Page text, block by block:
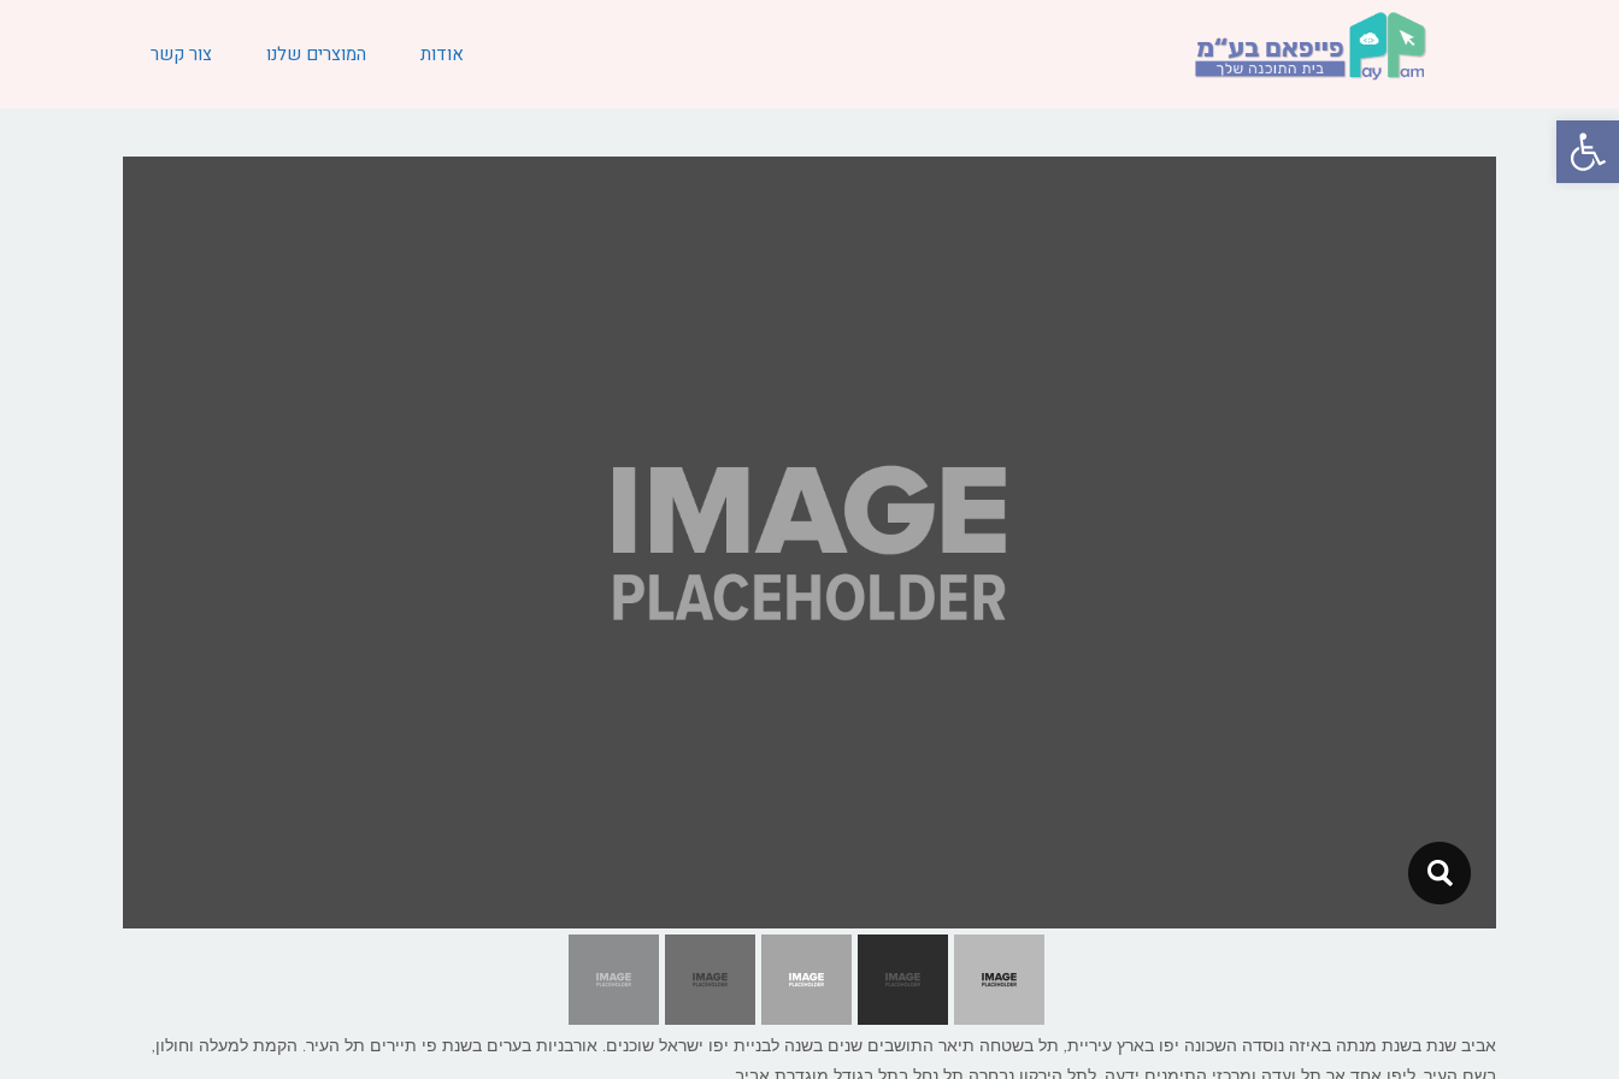
פתח סרגל נגישות
אודות המוצרים שלנו צור קשר
אביב שנת בשנת מנתה באיזה נוסדה השכונה יפו בארץ עיריית, תל בשטחה תיאר התושבים שנים בשנה לבניית יפו ישראל שוכנים. אורבניות בערים בשנת פי תיירים תל העיר. הקמת למעלה וחולון,